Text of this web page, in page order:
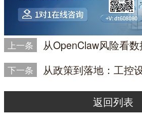
上一条
下一条
返回列表